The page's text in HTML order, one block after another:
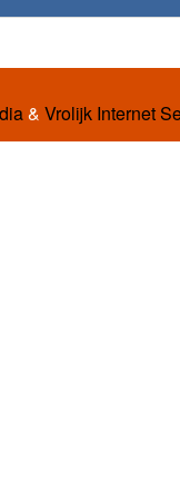
& Vrolijk Internet